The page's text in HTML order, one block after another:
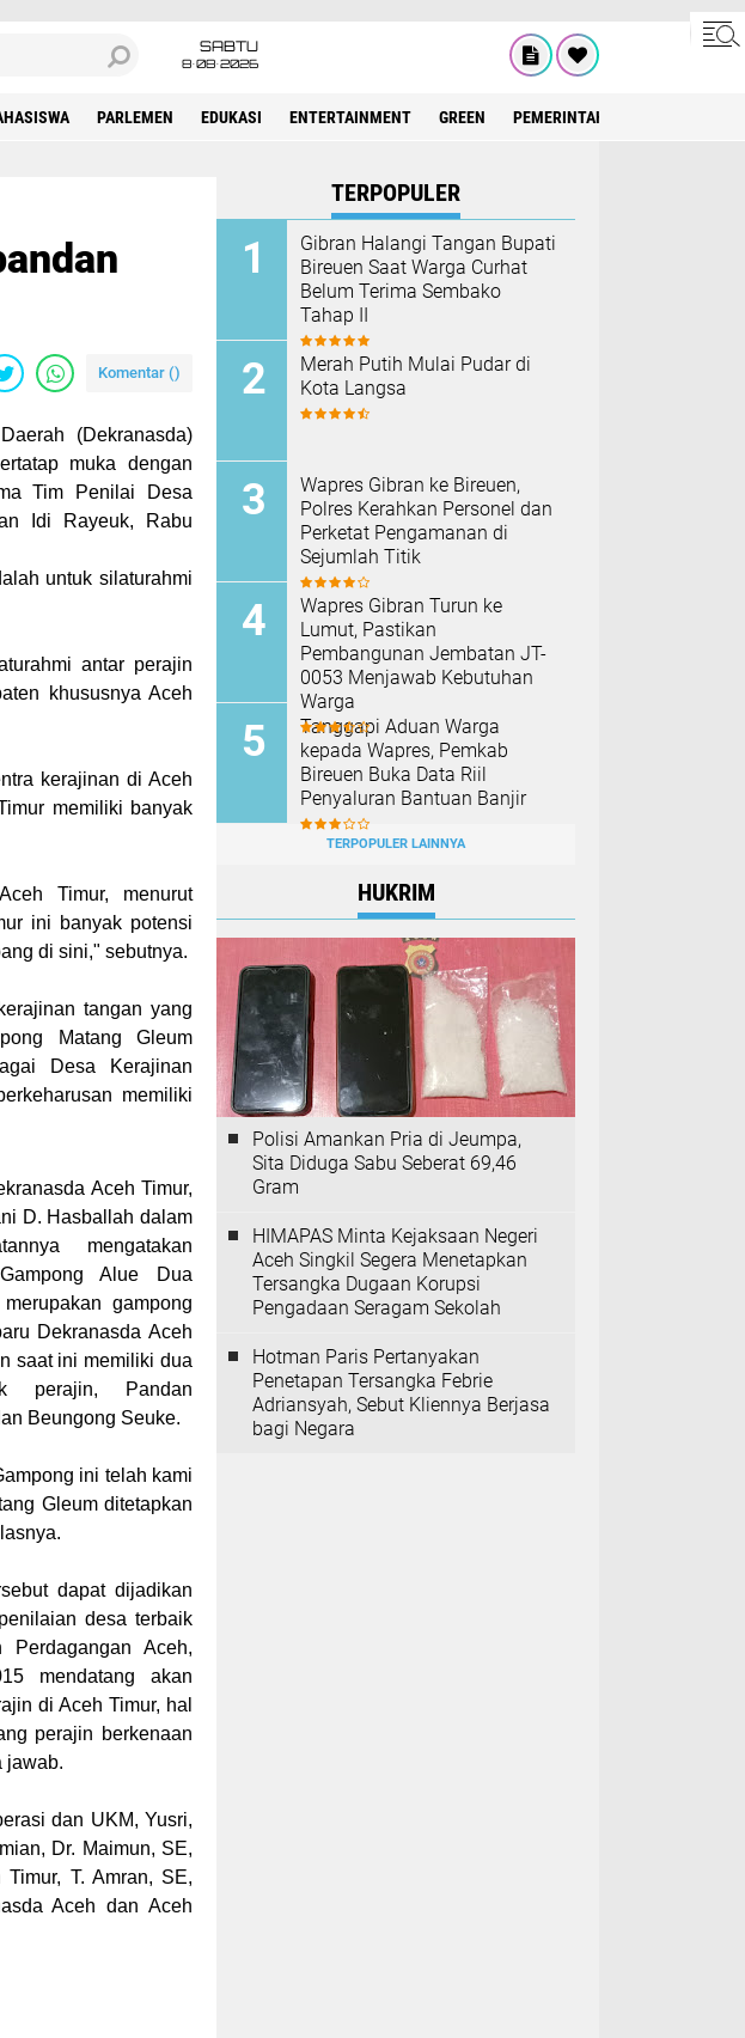
SABTU
8•08•2026
PARLEMEN EDUKASI ENTERTAINMENT GREEN PEMERINTAH ACEH
Komentar ()
(Dekranasda)
muka dengan
Tim Penilai Desa
Idi Rayeuk, Rabu
untuk silaturahmi
antar perajin
khususnya Aceh
kerajinan di Aceh
memiliki banyak
Timur, menurut
ini banyak potensi
di sini," sebutnya.
tangan yang
Matang Gleum
Desa Kerajinan
memiliki
Aceh Timur,
D. Hasballah dalam
mengatakan
Alue Dua
gampong
Dekranasda Aceh
saat ini memiliki dua
perajin, Pandan
Beungong Seuke.
ini telah kami
Gleum ditetapkan
dapat dijadikan
desa terbaik
Aceh,
mendatang akan
di Aceh Timur, hal
perajin berkenaan
jawab.
dan UKM, Yusri,
Dr. Maimun, SE,
T. Amran, SE,
Aceh dan Aceh
TERPOPULER
Gibran Halangi Tangan Bupati
Bireuen Saat Warga Curhat
Belum Terima Sembako
Tahap II
Merah Putih Mulai Pudar di
Kota Langsa
Wapres Gibran ke Bireuen,
Polres Kerahkan Personel dan
Perketat Pengamanan di
Sejumlah Titik
Wapres Gibran Turun ke
Lumut, Pastikan
Pembangunan Jembatan JT-
0053 Menjawab Kebutuhan
Warga
Tanggapi Aduan Warga
kepada Wapres, Pemkab
Bireuen Buka Data Riil
Penyaluran Bantuan Banjir
TERPOPULER LAINNYA
HUKRIM
Polisi Amankan Pria di Jeumpa,
Sita Diduga Sabu Seberat 69,46
Gram
HIMAPAS Minta Kejaksaan Negeri
Aceh Singkil Segera Menetapkan
Tersangka Dugaan Korupsi
Pengadaan Seragam Sekolah
Hotman Paris Pertanyakan
Penetapan Tersangka Febrie
Adriansyah, Sebut Kliennya Berjasa
bagi Negara